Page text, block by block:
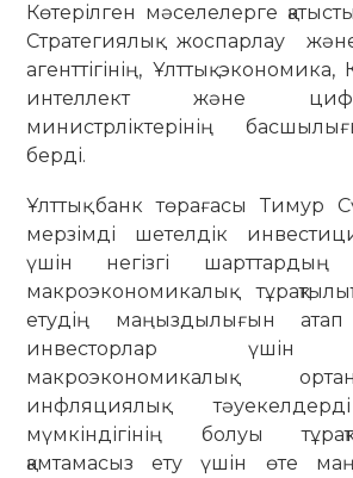
Көтерілген мәселелерге
Стратегиялық жоспарлау
агенттігінің, Ұлттық
интеллект және
министрліктерінің
берді.
Ұлттық банк төрағасы Тимур
мерзімді шетелдік
үшін негізгі шарттардың
макроэкономикалық
етудің маңыздылығын атап
инвесторлар үшін
макроэкономикалық
инфляциялық
мүмкіндігінің болуы
қамтамасыз ету үшін өте